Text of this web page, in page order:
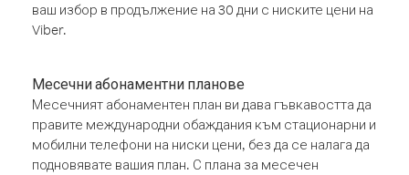
ваш избор в продължение на 30 дни с ниските цени на
Viber.
Месечни абонаментни планове
Месечният абонаментен план ви дава гъвкавостта да
правите международни обаждания към стационарни и
мобилни телефони на ниски цени, без да се налага да
подновявате вашия план. С плана за месечен